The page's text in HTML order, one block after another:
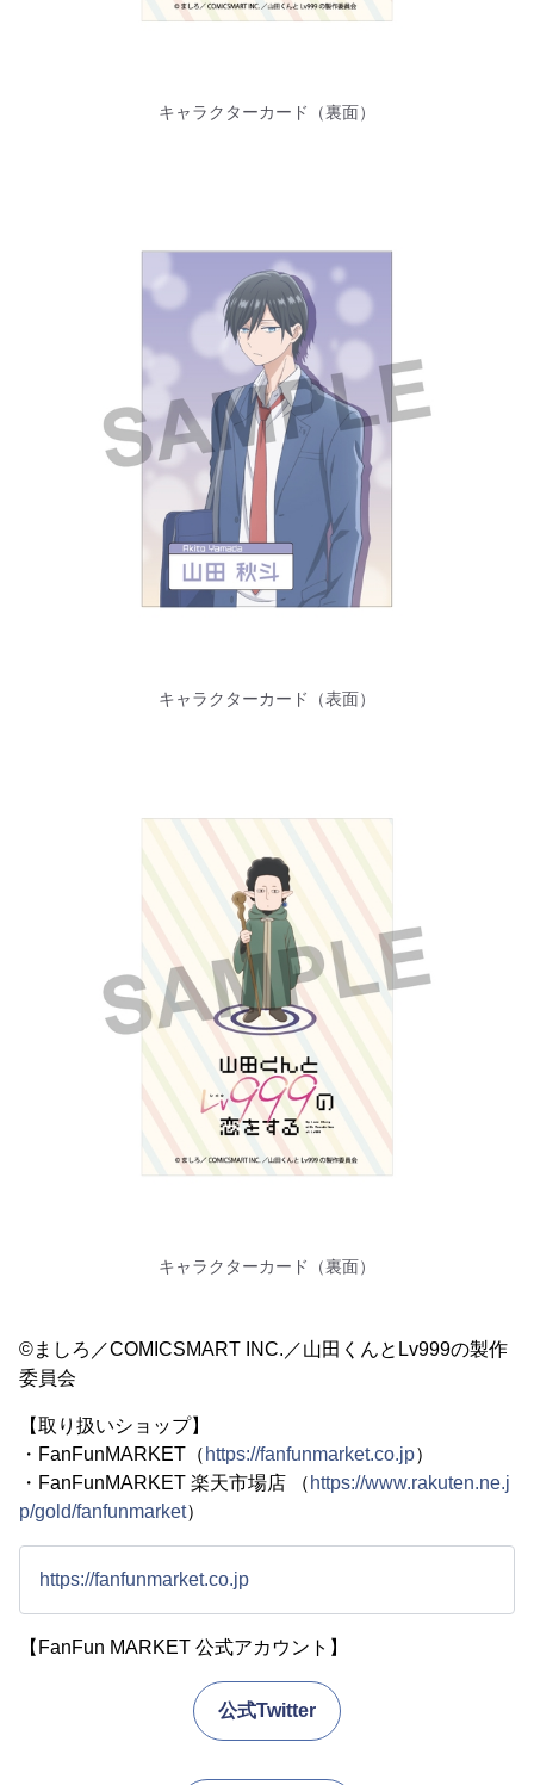
キャラクターカード（裏面）
キャラクターカード（表面）
キャラクターカード（裏面）
©ましろ／COMICSMART INC.／山田くんとLv999の製作
委員会
【取り扱いショップ】
・FanFunMARKET（ https://fanfunmarket.co.jp）
・FanFunMARKET 楽天市場店 （ https://www.rakuten.ne.j
p/gold/fanfunmarket）
https://fanfunmarket.co.jp
【FanFun MARKET 公式アカウント】
公式Twitter